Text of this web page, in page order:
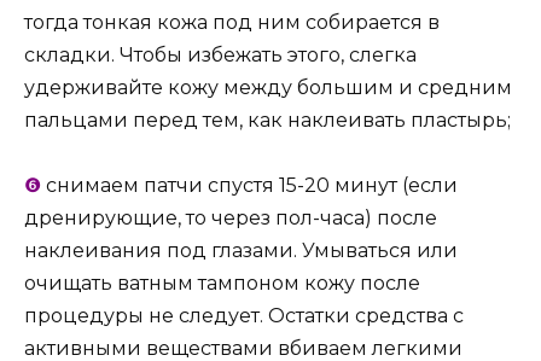
тогда тонкая кожа под ним собирается в
складки. Чтобы избежать этого, слегка
удерживайте кожу между большим и средним
пальцами перед тем, как наклеивать пластырь;
❻ снимаем патчи спустя 15-20 минут (если
дренирующие, то через пол-часа) после
наклеивания под глазами. Умываться или
очищать ватным тампоном кожу после
процедуры не следует. Остатки средства с
активными веществами вбиваем легкими